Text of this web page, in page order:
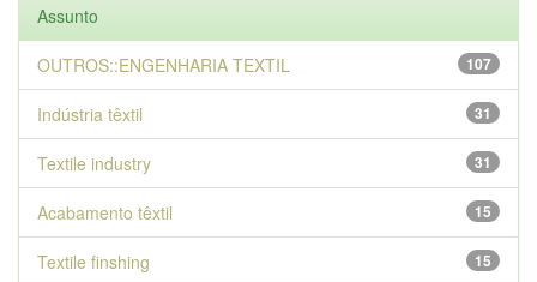
Assunto
107
OUTROS::ENGENHARIA TEXTIL
31
Indústria têxtil
31
Textile industry
15
Acabamento têxtil
15
Textile finshing